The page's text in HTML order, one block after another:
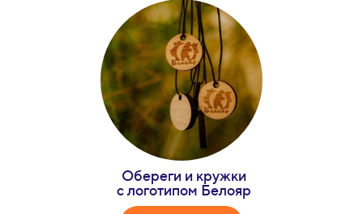
Обереги и кружки
с логотипом Белояр